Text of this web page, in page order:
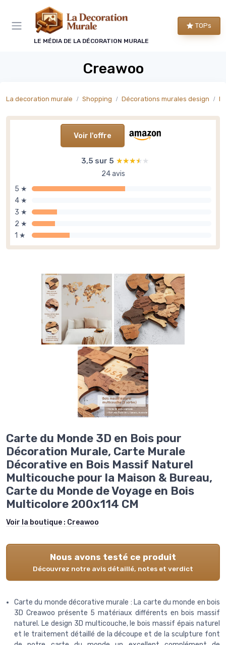
LE MÉDIA DE LA DÉCORATION MURALE
TOPs
Creawoo
La decoration murale Shopping Décorations murales design
Voir l'offre
3,5 sur 5 ★★★★★
★★★★★
24 avis
5 ★
4 ★
3 ★
2 ★
1 ★
Carte du Monde 3D en Bois pour
Décoration Murale, Carte Murale
Décorative en Bois Massif Naturel
Multicouche pour la Maison & Bureau,
Carte du Monde de Voyage en Bois
Multicolore 200x114 CM
Voir la boutique : Creawoo
Nous avons testé ce produit
Découvrez notre avis détaillé, notes et verdict
Carte du monde décorative murale : La carte du monde en bois
3D Creawoo présente 5 matériaux différents en bois massif
naturel. Le design 3D multicouche, le bois massif épais naturel
et le traitement détaillé de la découpe et de la sculpture font
Panneau de gestion des cookies